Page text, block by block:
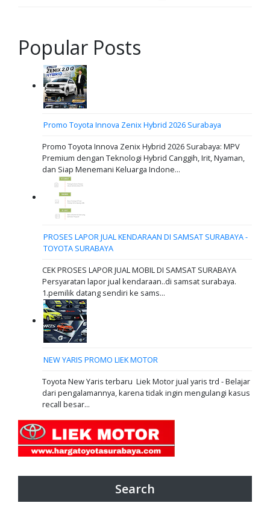
Popular Posts
Promo Toyota Innova Zenix Hybrid 2026 Surabaya
Promo Toyota Innova Zenix Hybrid 2026 Surabaya: MPV
Premium dengan Teknologi Hybrid Canggih, Irit, Nyaman,
dan Siap Menemani Keluarga Indone...
PROSES LAPOR JUAL KENDARAAN DI SAMSAT SURABAYA -
TOYOTA SURABAYA
CEK PROSES LAPOR JUAL MOBIL DI SAMSAT SURABAYA
Persyaratan lapor jual kendaraan..di samsat surabaya.
1.pemilik datang sendiri ke sams...
NEW YARIS PROMO LIEK MOTOR
Toyota New Yaris terbaru Liek Motor jual yaris trd - Belajar
dari pengalamannya, karena tidak ingin mengulangi kasus
recall besar...
Search